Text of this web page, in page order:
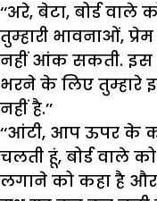
‘‘अरे, बेटा, बोर्ड
तुम्हारी भावनाओं,
नहीं आंक सकती. इस
भरने के लिए तुम्हारे
नहीं है.’’
‘‘आंटी, आप ऊपर के
चलती हूं, बोर्ड वाले
लगाने को कहा है और